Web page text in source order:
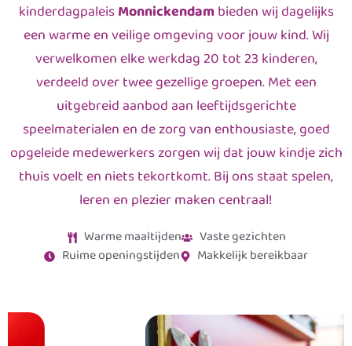
kinderdagpaleisMonnickendam bieden wij dagelijks
een warme en veilige omgeving voor jouw kind. Wij
verwelkomen elke werkdag 20 tot 23 kinderen,
verdeeld over twee gezellige groepen. Met een
uitgebreid aanbod aan leeftijdsgerichte
speelmaterialen en de zorg van enthousiaste, goed
opgeleide medewerkers zorgen wij dat jouw kindje zich
thuis voelt en niets tekortkomt. Bij ons staat spelen,
leren en plezier maken centraal!
Warme maaltijden
Vaste gezichten
Ruime openingstijden
Makkelijk bereikbaar